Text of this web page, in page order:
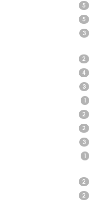
5
5
3
2
4
3
1
2
2
3
1
2
2